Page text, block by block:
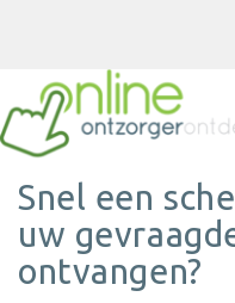
Snel een
uw
ontvangen?